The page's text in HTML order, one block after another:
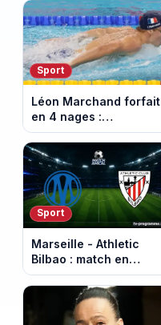
Sport
Léon Marchand forfait
en 4 nages :
découvrez son
programme de nage
aux Championnats
d'Europe
Sport
Marseille - Athletic
Bilbao : match en
direct sur Ligue 1+ à
17h30 (amical du 9
août 2026)